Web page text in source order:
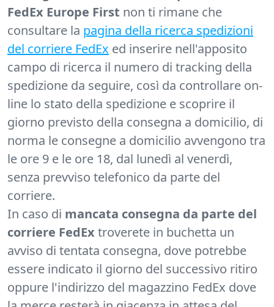
FedEx Europe First non ti rimane che
consultare la pagina della ricerca spedizioni
del corriere FedEx ed inserire nell'apposito
campo di ricerca il numero di tracking della
spedizione da seguire, così da controllare on-
line lo stato della spedizione e scoprire il
giorno previsto della consegna a domicilio, di
norma le consegne a domicilio avvengono tra
le ore 9 e le ore 18, dal lunedì al venerdì,
senza prevviso telefonico da parte del
corriere.
In caso di mancata consegna da parte del
corriere FedExtroverete in buchetta un
avviso di tentata consegna, dove potrebbe
essere indicato il giorno del successivo ritiro
oppure l'indirizzo del magazzino FedEx dove